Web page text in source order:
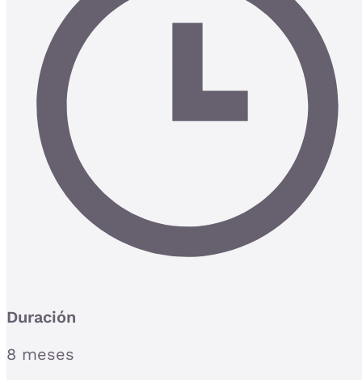
Duración
8 meses